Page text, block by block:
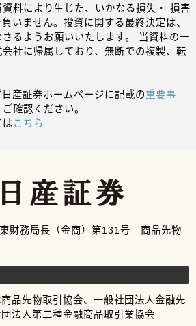
料により生じた、いかなる損失・ 損害
いません。投資に関する最終決定は、
るようお願いいたします。 当資料の一
社に帰属しており、無断での複製、転
産証券ホームページに記載の重要事
確認ください。
はこちら
財務局長（金商）第131号 商品先物
品先物取引協会、一般社団法人金融先
法人第二種金融商品取引業協会